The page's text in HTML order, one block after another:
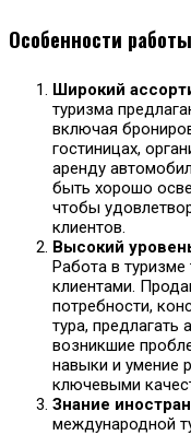
Особенности
Широкий
туризма
включая
гостиницах,
аренду
быть хорошо
чтобы
клиентов.
Высокий
Работа в
клиентами.
потребности,
тура, предлагать
возникшие
навыки и умение
ключевыми
Знание
международной